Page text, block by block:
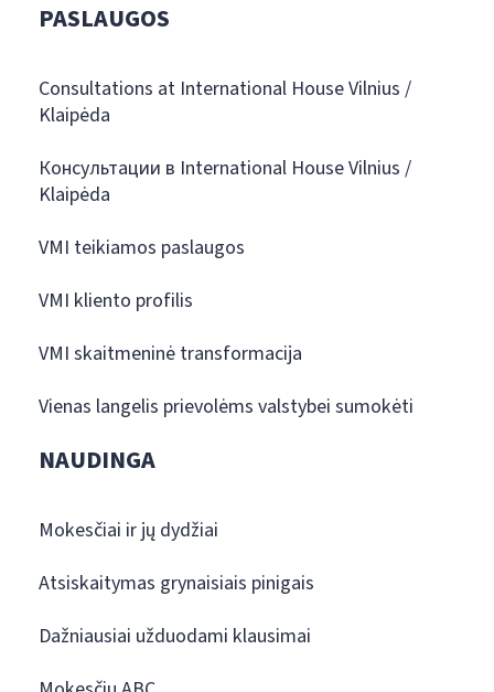
PASLAUGOS
Consultations at International House Vilnius /
Klaipėda
Консультации в International House Vilnius /
Klaipėda
VMI teikiamos paslaugos
VMI kliento profilis
VMI skaitmeninė transformacija
Vienas langelis prievolėms valstybei sumokėti
NAUDINGA
Mokesčiai ir jų dydžiai
Atsiskaitymas grynaisiais pinigais
Dažniausiai užduodami klausimai